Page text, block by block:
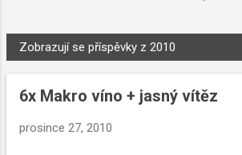
P
ř
Zobrazují se příspěvky z 2010
6x Makro víno + jasný vítěz
prosince 27, 2010